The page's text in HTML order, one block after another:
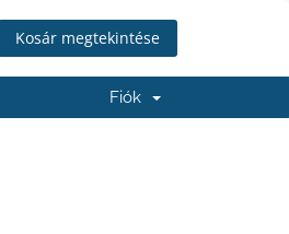
Kosár megtekintése
Fiók